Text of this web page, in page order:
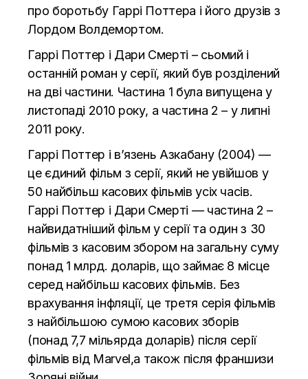
про боротьбу Гаррі Поттера і його друзів з
Лордом Волдемортом.
Гаррі Поттер і Дари Смерті – сьомий і
останній роман у серії, який був розділений
на дві частини. Частина 1 була випущена у
листопаді 2010 року, а частина 2 – у липні
2011 року.
Гаррі Поттер і в’язень Азкабану (2004) —
це єдиний фільм з серії, який не увійшов у
50 найбільш касових фільмів усіх часів.
Гаррі Поттер і Дари Смерті — частина 2 –
найвидатніший фільм у серії та один з 30
фільмів з касовим збором на загальну суму
понад 1 млрд. доларів, що займає 8 місце
серед найбільш касових фільмів. Без
врахування інфляції, це третя серія фільмів
з найбільшою сумою касових зборів
(понад 7,7 мільярда доларів) після серії
фільмів від Marvel,а також після франшизи